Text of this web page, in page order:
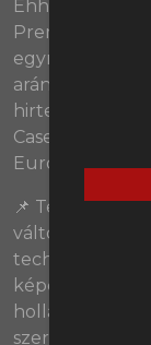
Ehhez képest
Premier
egyre többen,
hirtelen
Casemiro és
Európa-
📌 Ten Hag és
változtatása a
technikailag/
képest, illetve
holland edző
szereppel